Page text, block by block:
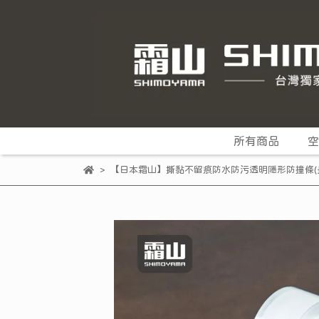
所有商品
【日本霜山】撕黏不留痕防水防污透明隱形防撞